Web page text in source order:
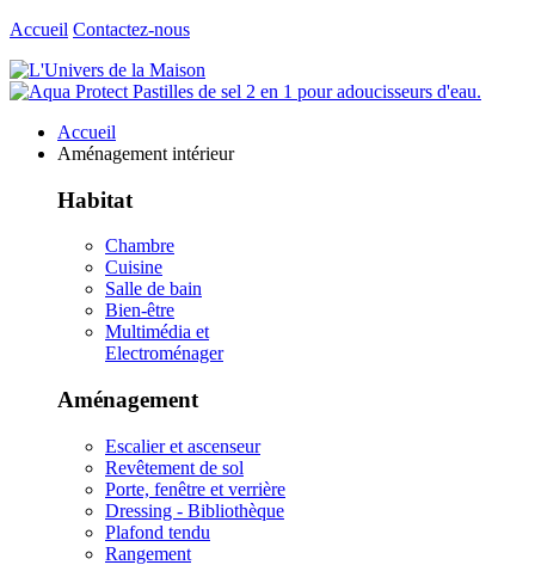
Accueil Contactez-nous
Accueil
Aménagement intérieur
Habitat
Chambre
Cuisine
Salle de bain
Bien-être
Multimédia et
Electroménager
Aménagement
Escalier et ascenseur
Revêtement de sol
Porte, fenêtre et verrière
Dressing - Bibliothèque
Plafond tendu
Rangement